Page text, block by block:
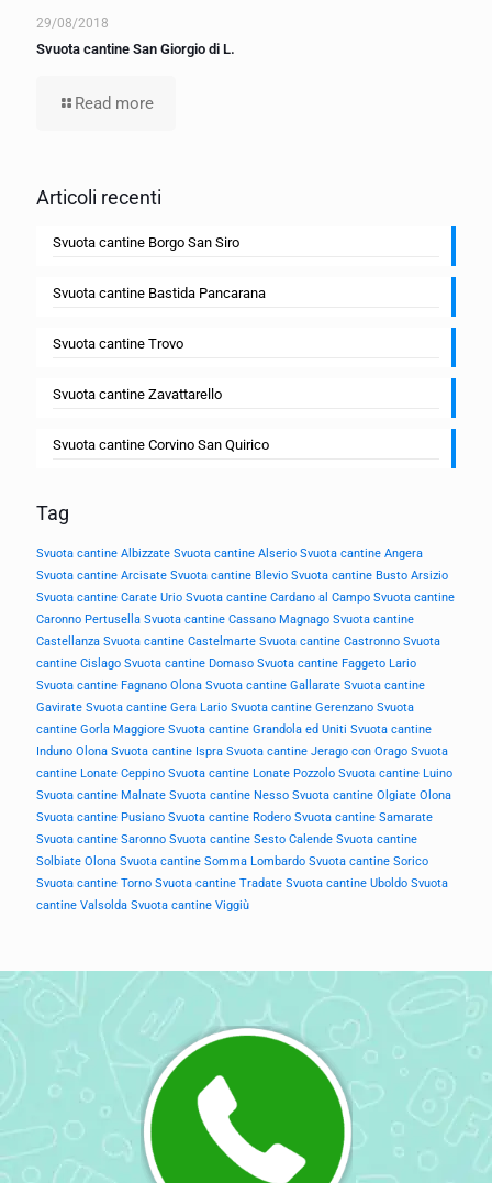
29/08/2018
Svuota cantine San Giorgio di L.
Read more
Articoli recenti
Svuota cantine Borgo San Siro
Svuota cantine Bastida Pancarana
Svuota cantine Trovo
Svuota cantine Zavattarello
Svuota cantine Corvino San Quirico
Tag
Svuota cantine Albizzate Svuota cantine Alserio Svuota cantine Angera
Svuota cantine Arcisate Svuota cantine Blevio Svuota cantine Busto Arsizio
Svuota cantine Carate Urio Svuota cantine Cardano al Campo Svuota cantine
Caronno Pertusella Svuota cantine Cassano Magnago Svuota cantine
Castellanza Svuota cantine Castelmarte Svuota cantine Castronno Svuota
cantine Cislago Svuota cantine Domaso Svuota cantine Faggeto Lario
Svuota cantine Fagnano Olona Svuota cantine Gallarate Svuota cantine
Gavirate Svuota cantine Gera Lario Svuota cantine Gerenzano Svuota
cantine Gorla Maggiore Svuota cantine Grandola ed Uniti Svuota cantine
Induno Olona Svuota cantine Ispra Svuota cantine Jerago con Orago Svuota
cantine Lonate Ceppino Svuota cantine Lonate Pozzolo Svuota cantine Luino
Svuota cantine Malnate Svuota cantine Nesso Svuota cantine Olgiate Olona
Svuota cantine Pusiano Svuota cantine Rodero Svuota cantine Samarate
Svuota cantine Saronno Svuota cantine Sesto Calende Svuota cantine
Solbiate Olona Svuota cantine Somma Lombardo Svuota cantine Sorico
Svuota cantine Torno Svuota cantine Tradate Svuota cantine Uboldo Svuota
cantine Valsolda Svuota cantine Viggiù